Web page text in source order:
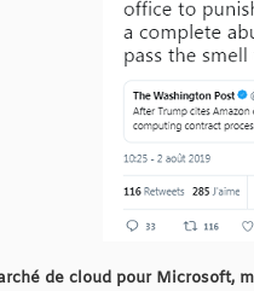
de cloud pour Microsoft,